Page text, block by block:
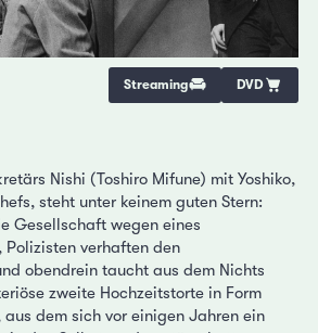
Streaming DVD
Nishi (Toshiro Mifune) mit Yoshiko,
steht unter keinem guten Stern:
Gesellschaft wegen eines
Polizisten verhaften den
obendrein taucht aus dem Nichts
zweite Hochzeitstorte in Form
dem sich vor einigen Jahren ein